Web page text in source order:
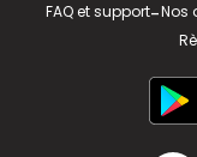
FAQ et support-Nos